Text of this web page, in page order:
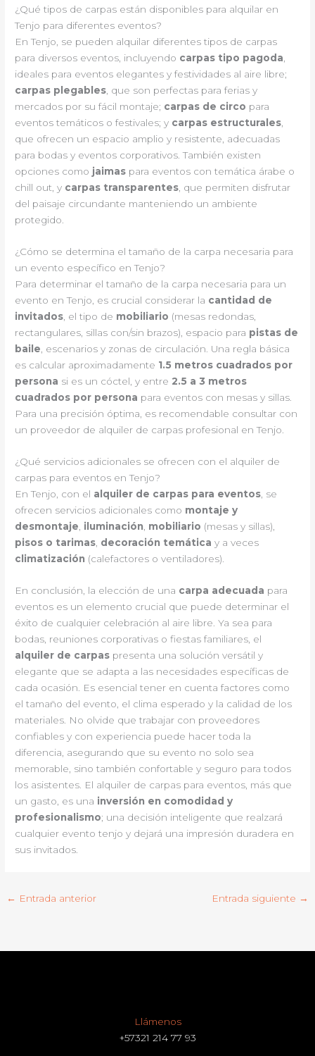
¿Qué tipos de carpas están disponibles para alquilar en
Tenjo para diferentes eventos?
En Tenjo, se pueden alquilar diferentes tipos de carpas
para diversos eventos, incluyendo carpas tipo pagoda,
ideales para eventos elegantes y festividades al aire libre;
carpas plegables, que son perfectas para ferias y
mercados por su fácil montaje; carpas de circo para
eventos temáticos o festivales; y carpas estructurales,
que ofrecen un espacio amplio y resistente, adecuadas
para bodas y eventos corporativos. También existen
opciones como jaimas para eventos con temática árabe o
chill out, y carpas transparentes, que permiten disfrutar
del paisaje circundante manteniendo un ambiente
protegido.
¿Cómo se determina el tamaño de la carpa necesaria para
un evento específico en Tenjo?
Para determinar el tamaño de la carpa necesaria para un
evento en Tenjo, es crucial considerar la cantidad de
invitados , el tipo de mobiliario (mesas redondas,
rectangulares, sillas con/sin brazos), espacio para pistas de
baile , escenarios y zonas de circulación. Una regla básica
es calcular aproximadamente 1.5 metros cuadrados por
persona si es un cóctel, y entre 2.5 a 3 metros
cuadrados por persona para eventos con mesas y sillas.
Para una precisión óptima, es recomendable consultar con
un proveedor de alquiler de carpas profesional en Tenjo.
¿Qué servicios adicionales se ofrecen con el alquiler de
carpas para eventos en Tenjo?
En Tenjo, con el alquiler de carpas para eventos , se
ofrecen servicios adicionales como montaje y
desmontaje iluminación mobiliario (mesas y sillas),
pisos o tarimas decoración temática y a veces
climatización (calefactores o ventiladores).
En conclusión, la elección de una carpa adecuada para
eventos es un elemento crucial que puede determinar el
éxito de cualquier celebración al aire libre. Ya sea para
bodas, reuniones corporativas o fiestas familiares, el
alquiler de carpas presenta una solución versátil y
elegante que se adapta a las necesidades específicas de
cada ocasión. Es esencial tener en cuenta factores como
el tamaño del evento, el clima esperado y la calidad de los
materiales. No olvide que trabajar con proveedores
confiables y con experiencia puede hacer toda la
diferencia, asegurando que su evento no solo sea
memorable, sino también confortable y seguro para todos
los asistentes. El alquiler de carpas para eventos, más que
un gasto, es una inversión en comodidad y
profesionalismo; una decisión inteligente que realzará
cualquier evento tenjo y dejará una impresión duradera en
sus invitados.
← Entrada anterior Entrada siguiente →
Llámenos
+57321 214 77 93